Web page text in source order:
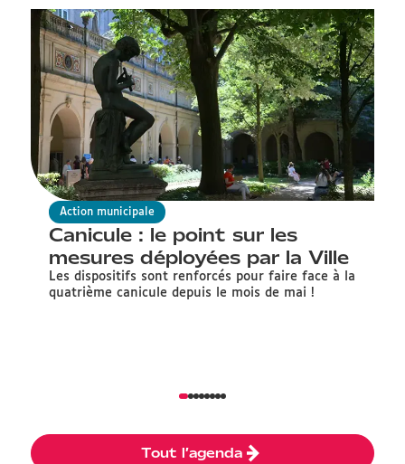
Action municipale
Canicule : le point sur les
mesures déployées par la Ville
Les dispositifs sont renforcés pour faire face à la
quatrième canicule depuis le mois de mai !
Tout l’agenda